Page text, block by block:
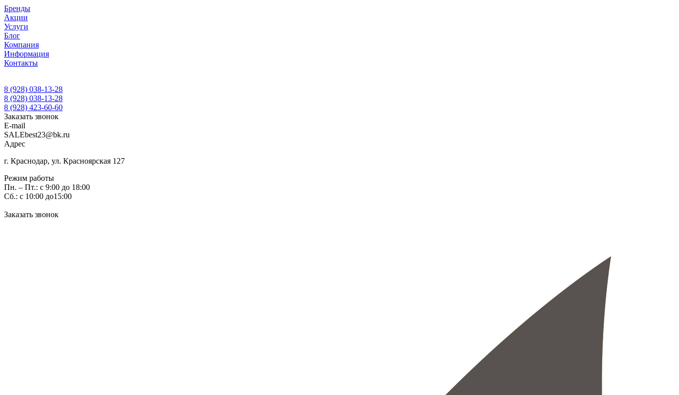
Бренды
Акции
Услуги
Блог
Компания
Информация
Контакты
8 (928) 038-13-28
8 (928) 038-13-28
8 (928) 423-60-60
Заказать звонок
E-mail
SALEbest23@bk.ru
Адрес
г. Краснодар, ул. Красноярская 127
Режим работы
Пн. – Пт.: с 9:00 до 18:00
Сб.: с 10:00 до15:00
Заказать звонок